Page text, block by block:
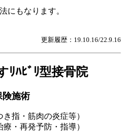
にもなります。
更新履歴：19.10.16/22.9.16
ﾘﾊﾋﾞﾘ型接骨院
険施術
指・筋肉の炎症等）
・再発予防・指導）